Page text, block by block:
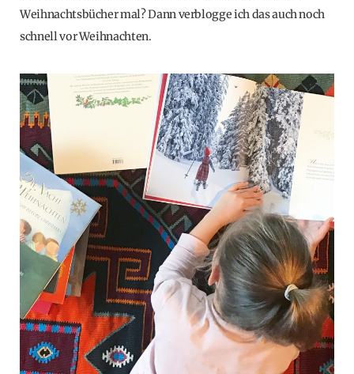
Weihnachtsbücher mal? Dann verblogge ich das auch noch
schnell vor Weihnachten.